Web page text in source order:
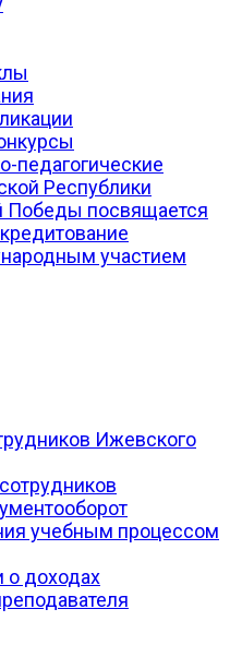
педагогические
Республики
Победы посвящается
участием
Ижевского
учебным процессом
о доходах